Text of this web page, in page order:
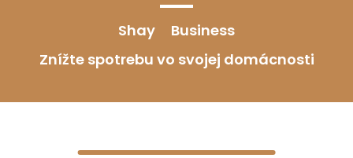
Shay
Business
Znížte spotrebu vo svojej domácnosti